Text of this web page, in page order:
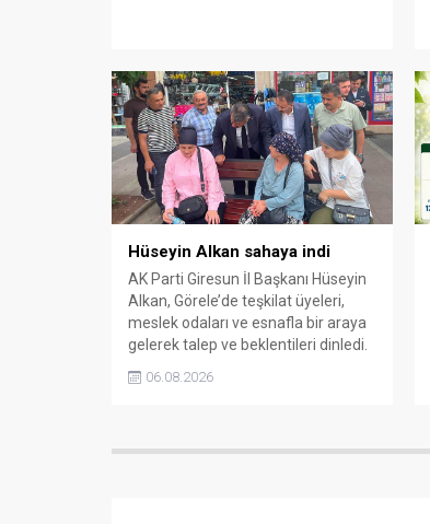
Hüseyin Alkan sahaya indi
AK Parti Giresun İl Başkanı Hüseyin
Alkan, Görele’de teşkilat üyeleri,
meslek odaları ve esnafla bir araya
gelerek talep ve beklentileri dinledi.
06.08.2026